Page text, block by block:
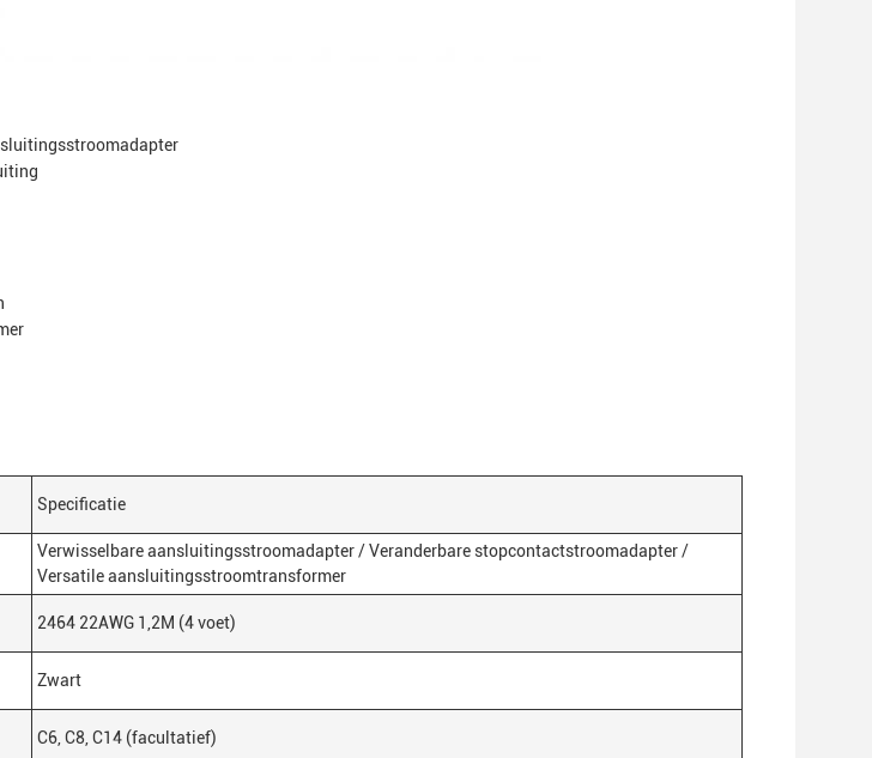
Specificatie
Verwisselbare aansluitingsstroomadapter / Veranderbare stopcontactstroomadapter /
Versatile aansluitingsstroomtransformer
2464 22AWG 1,2M (4 voet)
Zwart
C6, C8, C14 (facultatief)